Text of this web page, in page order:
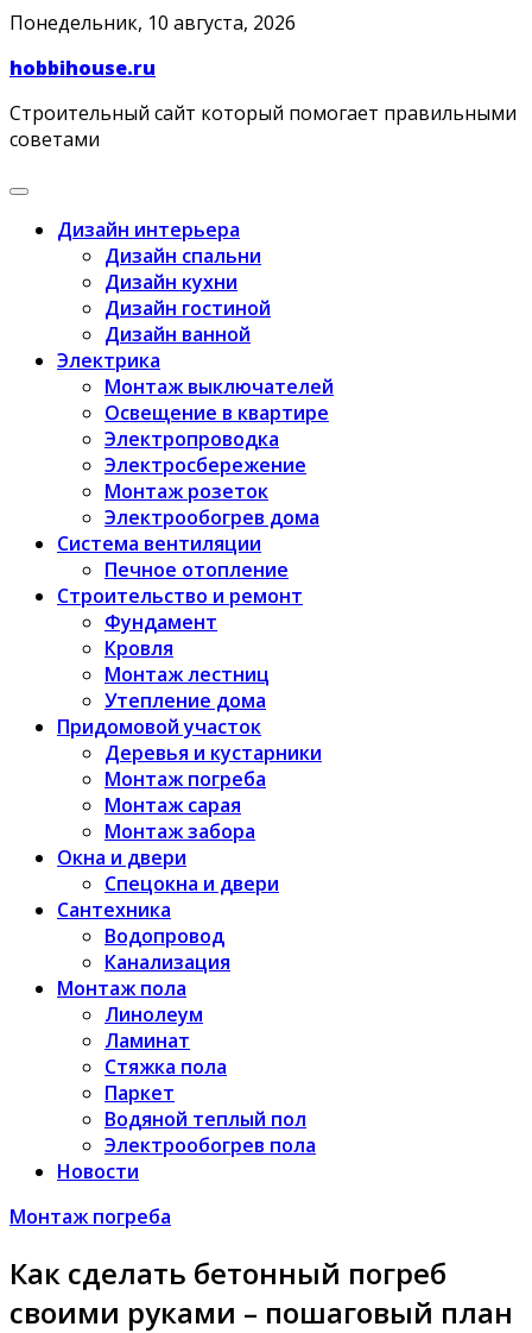
Skip
content
Понедельник, 10 августа, 2026
hobbihouse.ru
Строительный сайт который помогает правильными
советами
Дизайн интерьера
Дизайн спальни
Дизайн кухни
Дизайн гостиной
Дизайн ванной
Электрика
Монтаж выключателей
Освещение в квартире
Электропроводка
Электросбережение
Монтаж розеток
Электрообогрев дома
Система вентиляции
Печное отопление
Строительство и ремонт
Фундамент
Кровля
Монтаж лестниц
Утепление дома
Придомовой участок
Деревья и кустарники
Монтаж погреба
Монтаж сарая
Монтаж забора
Окна и двери
Спецокна и двери
Сантехника
Водопровод
Канализация
Монтаж пола
Линолеум
Ламинат
Стяжка пола
Паркет
Водяной теплый пол
Электрообогрев пола
Новости
Монтаж погреба
Как сделать бетонный погреб
своими руками – пошаговый план